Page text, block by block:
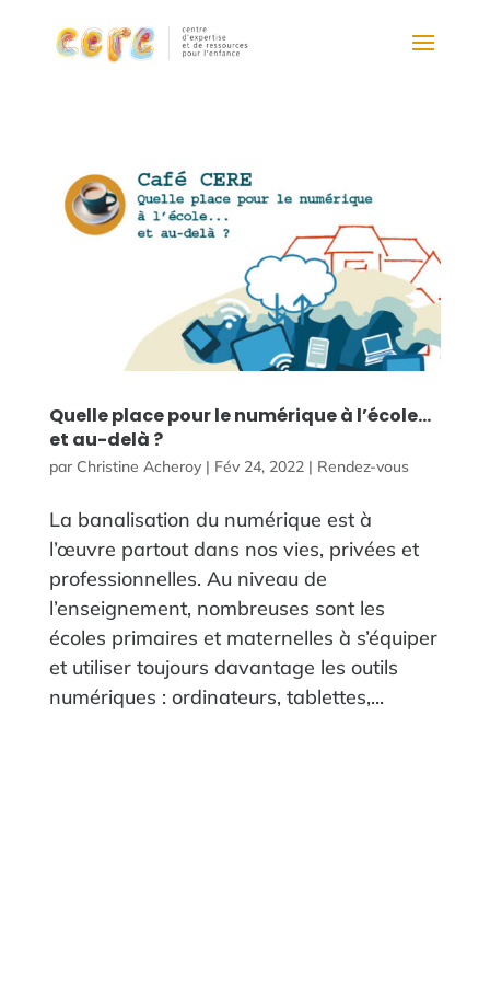
Quelle place pour le numérique à l’école…
et au-delà ?
par Christine Acheroy| Fév 24, 2022| Rendez-vous
La banalisation du numérique est à
l’œuvre partout dans nos vies, privées et
professionnelles. Au niveau de
l’enseignement, nombreuses sont les
écoles primaires et maternelles à s’équiper
et utiliser toujours davantage les outils
numériques : ordinateurs, tablettes,...